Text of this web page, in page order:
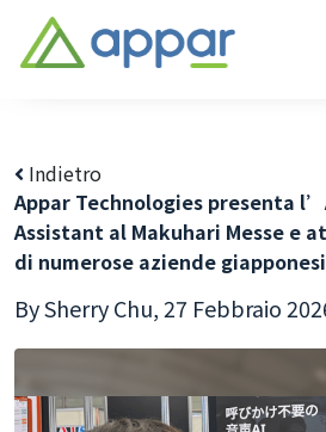
Indietro
Appar Technologies presenta
Assistant al Makuhari Messe e
di numerose aziende
By Sherry Chu, 27 Febbraio